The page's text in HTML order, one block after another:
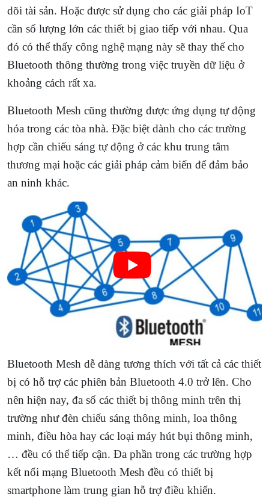
dõi tài sản. Hoặc được sử dụng cho các giải pháp IoT
cần số lượng lớn các thiết bị giao tiếp với nhau. Qua
đó có thể thấy công nghệ mạng này sẽ thay thế cho
Bluetooth thông thường trong việc truyền dữ liệu ở
khoảng cách rất xa.
Bluetooth Mesh cũng thường được ứng dụng tự động
hóa trong các tòa nhà. Đặc biệt dành cho các trường
hợp cần chiếu sáng tự động ở các khu trung tâm
thương mại hoặc các giải pháp cảm biến để đảm bảo
an ninh khác.
Bluetooth Mesh dễ dàng tương thích với tất cả các thiết
bị có hỗ trợ các phiên bản Bluetooth 4.0 trở lên. Cho
nên hiện nay, đa số các thiết bị thông minh trên thị
trường như đèn chiếu sáng thông minh, loa thông
minh, điều hòa hay các loại máy hút bụi thông minh,
… đều có thể tiếp cận. Đa phần trong các trường hợp
kết nối mạng Bluetooth Mesh đều có thiết bị
smartphone làm trung gian hỗ trợ điều khiển.